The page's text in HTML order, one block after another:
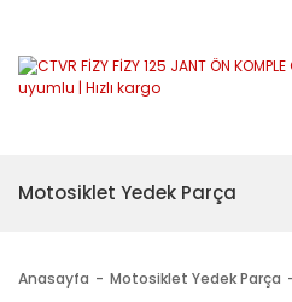
Motosiklet Yedek Parça
Anasayfa Motosiklet Yedek Parça